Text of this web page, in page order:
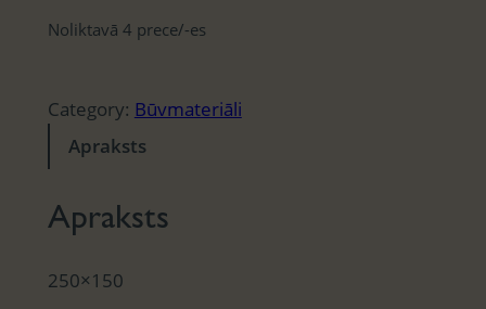
Noliktavā 4 prece/-es
Category: Būvmateriāli
Apraksts
Apraksts
250×150